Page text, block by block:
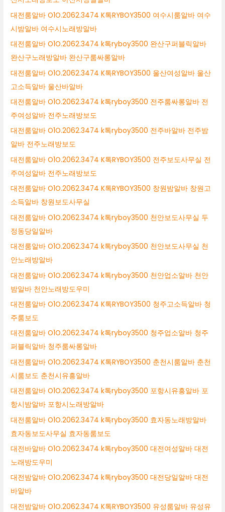
대전룸알바 O1O.2062.3474 K톡RYBOY3500 여수시룸알바 여수
시밤알바 여수시노래방알바
대전룸알바 O1O.2062.3474 k톡ryboy3500 완산구퍼블릭알바
완산구노래방알바 완산구룸싸롱알바
대전룸알바 O1O.2062.3474 K톡RYBOY3500 울산여성알바 울산
고소득알바 울산바알바
대전룸알바 O1O.2062.3474 k톡ryboy3500 전주룸싸롱알바 전
주여성알바 전주노래방보도
대전룸알바 O1O.2062.3474 k톡ryboy3500 전주바알바 전주밤
알바 전주노래방보도
대전룸알바 O1O.2062.3474 K톡RYBOY3500 전주보도사무실 전
주여성알바 전주노래방보도
대전룸알바 O1O.2062.3474 K톡RYBOY3500 창원밤알바 창원고
소득알바 창원보도사무실
대전룸알바 O1O.2062.3474 k톡ryboy3500 천안보도사무실 두
정동당일알바
대전룸알바 O1O.2062.3474 k톡ryboy3500 천안보도사무실 천
안노래방알바
대전룸알바 O1O.2062.3474 k톡ryboy3500 천안업소알바 천안
밤알바 천안노래방도우미
대전룸알바 O1O.2062.3474 K톡RYBOY3500 청주고소득알바 청
주룸보도
대전룸알바 O1O.2062.3474 k톡ryboy3500 청주업소알바 청주
퍼블릭알바 청주룸싸롱알바
대전룸알바 O1O.2062.3474 K톡RYBOY3500 춘천시룸알바 춘천
시룸보도 춘천시유흥알바
대전룸알바 O1O.2062.3474 k톡ryboy3500 포항시유흥알바 포
항시밤알바 포항시노래방알바
대전룸알바 O1O.2062.3474 k톡ryboy3500 효자동노래방알바
효자동보도사무실 효자동룸보도
대전바알바 O1O.2062.3474 k톡ryboy3500 대전여성알바 대전
노래방도우미
대전밤알바 O1O.2062.3474 k톡ryboy3500 대전당일알바 대전
바알바
대전밤알바 O1O.2062.3474 K톡RYBOY3500 유성룸알바 유성유